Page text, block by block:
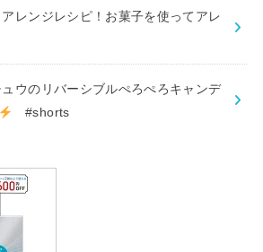
レンジレシピ！お菓子を使ってアレ
ウのリバーシブルぺろぺろキャンデ
#shorts